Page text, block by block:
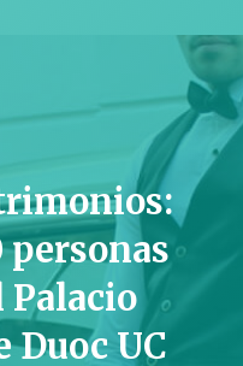
personas
Duoc UC